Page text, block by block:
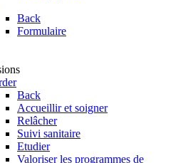
Back
Formulaire
Back
Accueillir et soigner
Relâcher
Suivi sanitaire
Etudier
Valoriser les programmes de